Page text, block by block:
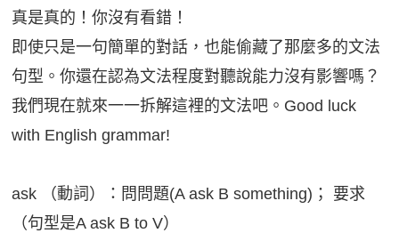
真是真的！你沒有看錯！
即使只是一句簡單的對話，也能偷藏了那麼多的文法
句型。你還在認為文法程度對聽說能力沒有影響嗎？
我們現在就來一一拆解這裡的文法吧。Good luck
with English grammar!
ask （動詞）：問問題(A ask B something)； 要求
（句型是A ask B to V）